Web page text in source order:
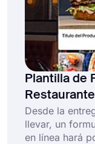
Plantilla de
Restaurante
Desde la
llevar, un
en línea hará